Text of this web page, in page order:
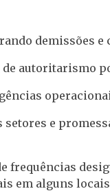
demissões
autoritarismo
e
frequências
em alguns